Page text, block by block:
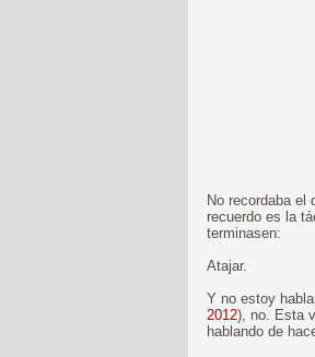
No recordaba el
recuerdo es la
terminasen:
Atajar.
Y no estoy
2012), no. Esta
hablando de